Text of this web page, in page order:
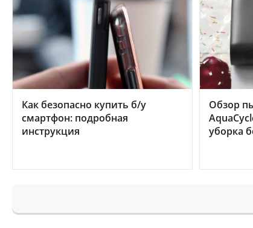
Как безопасно купить б/у
смартфон: подробная
инструкция
Обзор
уборка